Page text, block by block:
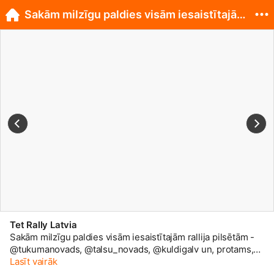
Tet Rally Latvia
Sakām milzīgu paldies visām iesaistītajām rallija pilsētām -
@tukumanovads, @talsu_novads, @kuldigalv un, protams,
rallija galvaspilsētai @liepajalv. Mums ir liels prieks, ka arī
Lasīt vairāk
Sakām milzīgu paldies visām iesaistītajām ralli...